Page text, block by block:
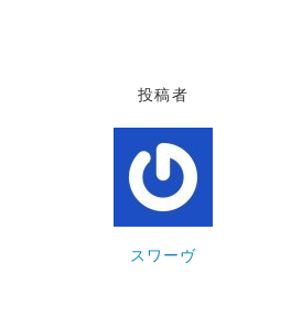
投稿者
スワーヴ